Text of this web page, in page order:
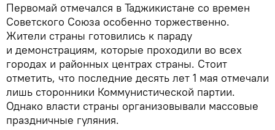
Первомай отмечался в Таджикистане со времен
Советского Союза особенно торжественно.
Жители страны готовились к параду
и демонстрациям, которые проходили во всех
городах и районных центрах страны. Стоит
отметить, что последние десять лет 1 мая отмечали
лишь сторонники Коммунистической партии.
Однако власти страны организовывали массовые
праздничные гуляния.